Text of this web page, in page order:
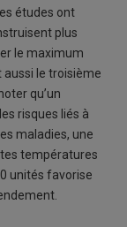
études ont
plus
le maximum
aussi le troisième
qu’un
risques liés à
maladies, une
températures
unités favorise